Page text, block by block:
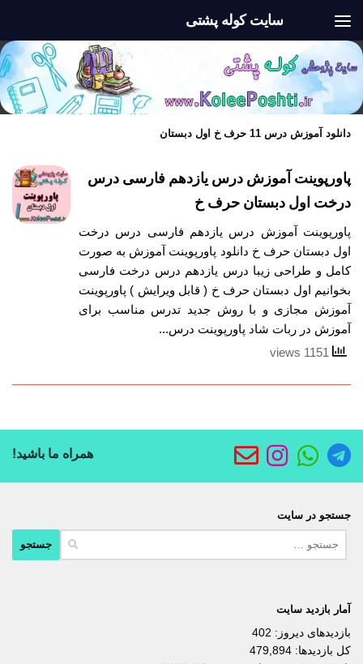
سایت کوله پشتی
دانلود آموزش درس 11 حرف خ اول دبستان
پاورپوینت آموزش درس یازدهم فارسی درس
درخت اول دبستان حرف خ
پاورپوینت آموزش درس یازدهم فارسی درس درخت
اول دبستان حرف خ دانلود پاورپوینت آموزش به صورت
کامل و طراحی زیبا درس یازدهم درس درخت فارسی
بخوانیم اول دبستان حرف خ ( قابل ویرایش ) پاورپوینت
آموزش مجازی و با روش جدید تدرس مناسب برای
آموزش در ربات شاد پاورپوینت درس...
همراه ما باشید!
جستجو در سایت
آمار بازدید سایت
بازدیدهای دیروز: 402
کل بازدیدها: 479,894